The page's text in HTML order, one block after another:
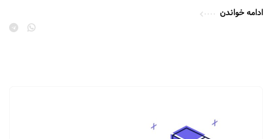
ادامه خواندن